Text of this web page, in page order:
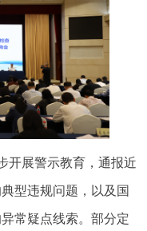
开展警示教育，通报近
型违规问题，以及国
常疑点线索。部分定